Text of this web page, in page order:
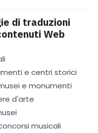
di traduzioni
Web
e centri storici
e monumenti
d'arte
musicali